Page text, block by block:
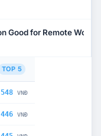
Good for Remote Work?
TOP 5
VNĐ
VNĐ